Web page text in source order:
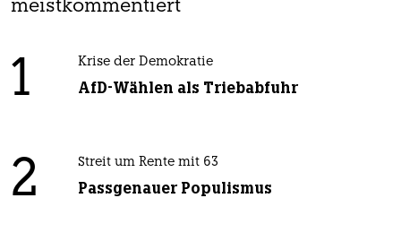
meistkommentiert
1 Krise der Demokratie
AfD-Wählen als Triebabfuhr
2 Streit um Rente mit 63
Passgenauer Populismus